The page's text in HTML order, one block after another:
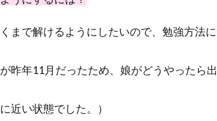
まで解けるようにしたいので、勉強方法
昨年11月だったため、娘がどうやったら
近い状態でした。）